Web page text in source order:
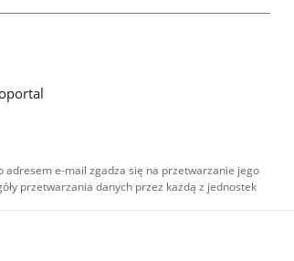
adresem e-mail zgadza się na przetwarzanie jego
przetwarzania danych przez każdą z jednostek